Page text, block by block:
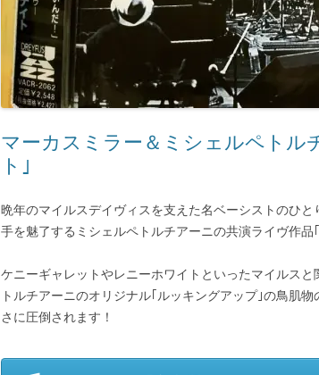
マーカスミラー＆ミシェルペトル
ト｣
晩年のマイルスデイヴィスを支えた名ベーシストのひ
手を魅了するミシェルペトルチアーニの共演ライヴ作品
ケニーギャレットやレニーホワイトといったマイルス
トルチアーニのオリジナル｢ルッキングアップ｣の鳥肌
さに圧倒されます！